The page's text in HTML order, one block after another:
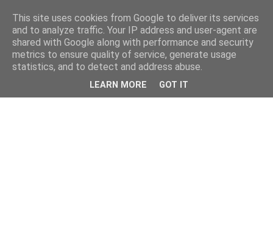
This site uses cookies from Google to deliver its services
and to analyze traffic. Your IP address and user-agent are
shared with Google along with performance and security
metrics to ensure quality of service, generate usage
statistics, and to detect and address abuse.
LEARN MORE GOT IT